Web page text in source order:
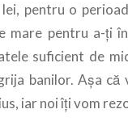
pentru o
mare pentru a-ți
suficient de
banilor. Așa că
iar noi îți vom